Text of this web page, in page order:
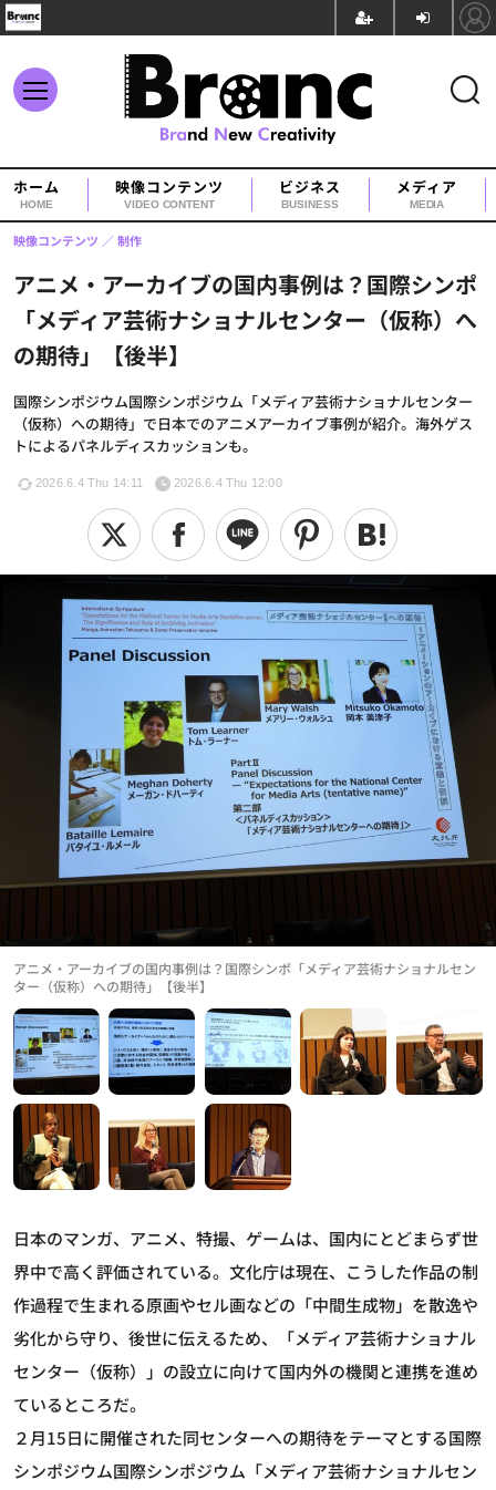
ホーム
HOME
映像コンテンツ
VIDEO CONTENT
ビジネス
BUSINESS
メディア
MEDIA
アニメ・アーカイブの国内事例は？国際シンポ
「メディア芸術ナショナルセンター（仮称）へ
の期待」【後半】
国際シンポジウム国際シンポジウム「メディア芸術ナショナルセンター
（仮称）への期待」で日本でのアニメアーカイブ事例が紹介。海外ゲス
トによるパネルディスカッションも。
映像コンテンツ 制作
2026.6.4 Thu 14:11 2026.6.4 Thu 12:00
アニメ・アーカイブの国内事例は？国際シンポ「メディア芸術ナショナルセン
ター（仮称）への期待」【後半】
日本のマンガ、アニメ、特撮、ゲームは、国内にとどまらず世
界中で高く評価されている。文化庁は現在、こうした作品の制
作過程で生まれる原画やセル画などの「中間生成物」を散逸や
劣化から守り、後世に伝えるため、「メディア芸術ナショナル
センター（仮称）」の設立に向けて国内外の機関と連携を進め
ているところだ。
２月15日に開催された同センターへの期待をテーマとする国際
シンポジウム国際シンポジウム「メディア芸術ナショナルセン